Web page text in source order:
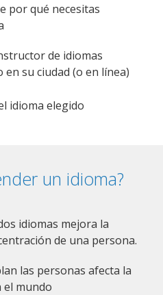
por qué necesitas
de idiomas
su ciudad (o en línea)
idioma elegido
un idioma?
idiomas mejora la
de una persona.
las personas afecta la
el mundo